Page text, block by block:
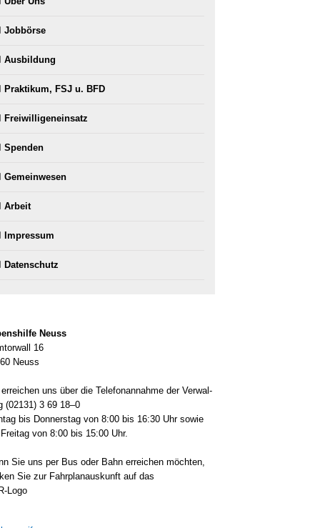
Job­bör­se
Aus­bil­dung
Prak­ti­kum, FSJ u. BFD
Frei­wil­li­gen­ein­satz
Spen­den
Gemein­we­sen
Arbeit
Impres­sum
Daten­schutz
Neuss
16
Neuss
uns über die Tele­fon­an­nah­me der Ver­wal­
(02131) 3 69 18–0
bis Don­ners­tag von 8:00 bis 16:30 Uhr sowie
von 8:00 bis 15:00 Uhr.
Sie uns per Bus oder Bahn errei­chen möch­ten,
Sie zur Fahr­plan­aus­kunft auf das
Logo